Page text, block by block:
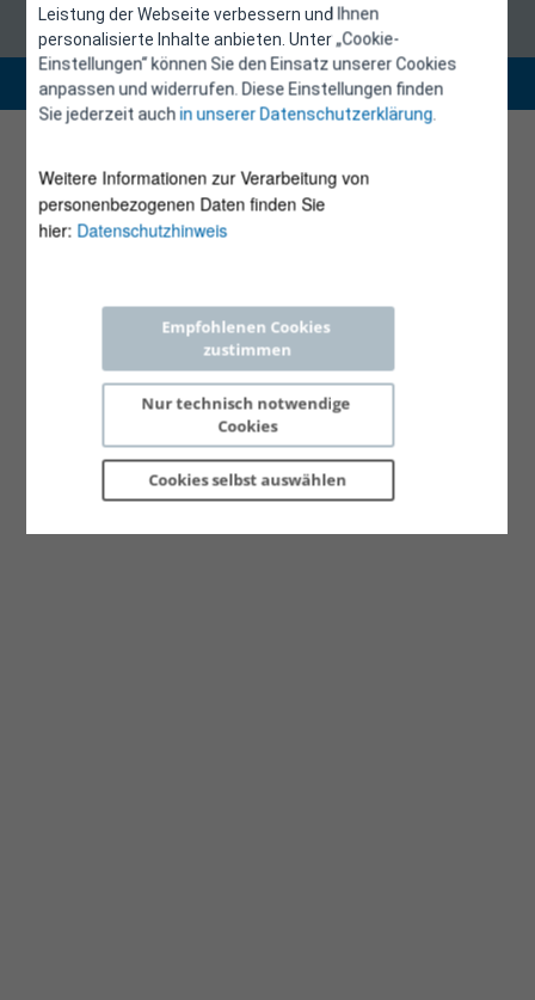
Leistung der Webseite verbessern und Ihnen
personalisierte Inhalte anbieten. Unter „Cookie-
Einstellungen“ können Sie den Einsatz unserer Cookies
anpassen und widerrufen. Diese Einstellungen finden
Sie jederzeit auchin unserer Datenschutzerklärung.
Weitere Informationen zur Verarbeitung von
personenbezogenen Daten finden Sie
hier: Datenschutzhinweis
Empfohlenen Cookies
zustimmen
Nur technisch notwendige
Cookies
Cookies selbst auswählen
Copyright 2026 © E-Control